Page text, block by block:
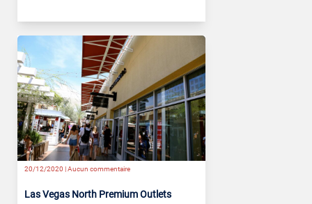
20/12/2020 |Aucun commentaire
Las Vegas North Premium Outlets